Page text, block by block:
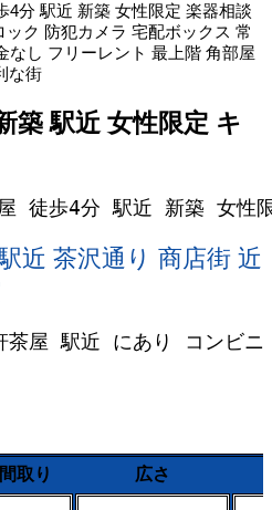
4分 駅近 新築 女性限定 楽器相談
ク 防犯カメラ 宅配ボックス 常
なし フリーレント 最上階 角部屋
な街
築 駅近 女性限定 キ
徒歩4分 駅近 新築 女性
近 茶沢通り 商店街 近
茶屋 駅近 にあり コンビ
間取り 広さ